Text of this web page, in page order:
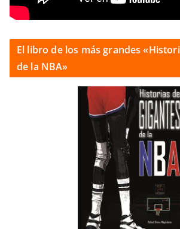
El libro de los más grandes
de la NBA»